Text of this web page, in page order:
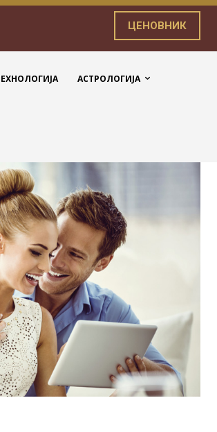
ЦЕНОВНИК
АСТРОЛОГИЈА